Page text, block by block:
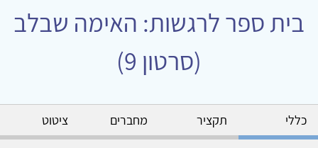
בית ספר לרגשות: האימה שבלב
(סרטון 9)
כללי תקציר מחברים ציטוט